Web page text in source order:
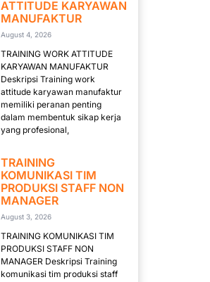
ATTITUDE KARYAWAN
MANUFAKTUR
August 4, 2026
TRAINING WORK ATTITUDE
KARYAWAN MANUFAKTUR
Deskripsi Training work
attitude karyawan manufaktur
memiliki peranan penting
dalam membentuk sikap kerja
yang profesional,
TRAINING
KOMUNIKASI TIM
PRODUKSI STAFF NON
MANAGER
August 3, 2026
TRAINING KOMUNIKASI TIM
PRODUKSI STAFF NON
MANAGER Deskripsi Training
komunikasi tim produksi staff